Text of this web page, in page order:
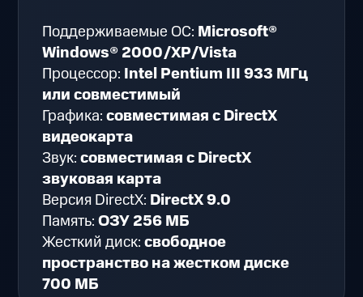
Поддерживаемые ОС: Microsoft®
Windows® 2000/XP/Vista
Процессор: Intel Pentium III 933 МГц
или совместимый
Графика:совместимая с DirectX
видеокарта
Звук:совместимая с DirectX
звуковая карта
Версия DirectX: DirectX 9.0
Память:ОЗУ 256 МБ
Жесткий диск:свободное
пространство на жестком диске
700 МБ